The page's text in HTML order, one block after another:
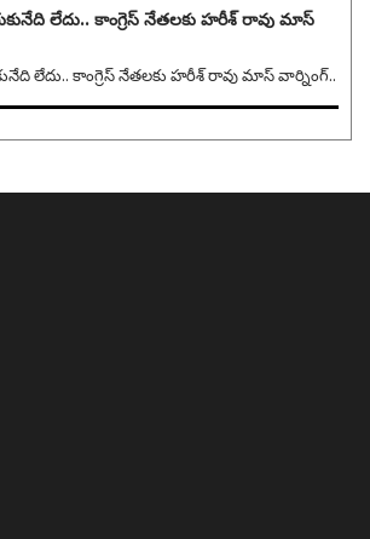
లేదు.. కాంగ్రెస్ నేతలకు హరీశ్ రావు మాస్
బట్టకాల్చి మీదేస్తే ఊరుకునేది లేదు.. కాంగ్రెస్ నేతలకు హరీశ్ రావు మాస్ వార్నింగ్..